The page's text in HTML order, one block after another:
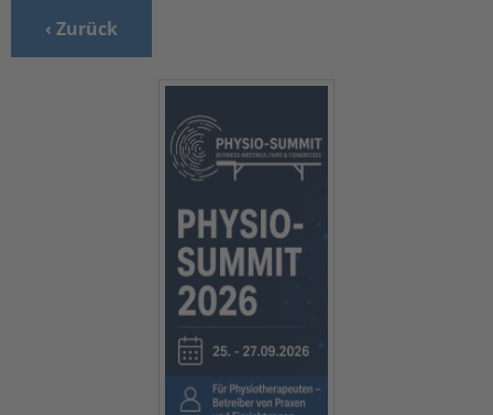
‹ Zurück